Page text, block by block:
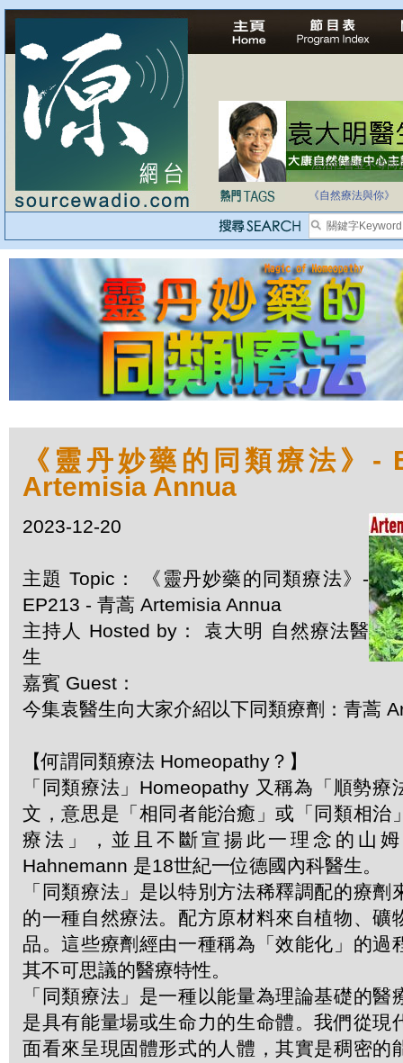
法治社會並不等同
自家教育合法化-
《自然療法與你》
《靈丹妙藥的同類療法》-
Artemisia Annua
2023-12-20
主題 Topic： 《靈丹妙藥的同類療法》-
EP213 - 青蒿 Artemisia Annua
主持人 Hosted by： 袁大明 自然療法醫
生
嘉賓 Guest：
今集袁醫生向大家介紹以下同類療劑：青蒿
【何謂同類療法 Homeopathy？】
「同類療法」Homeopathy 又稱為「順勢療
文，意思是「相同者能治癒」或「同類相治
療法」，並且不斷宣揚此一理念的山
Hahnemann 是18世紀一位德國內科醫生。
「同類療法」是以特別方法稀釋調配的療劑
的一種自然療法。配方原材料來自植物、礦
品。這些療劑經由一種稱為「效能化」的過
其不可思議的醫療特性。
「同類療法」是一種以能量為理論基礎的醫
是具有能量場或生命力的生命體。我們從現
面看來呈現固體形式的人體，其實是稠密的